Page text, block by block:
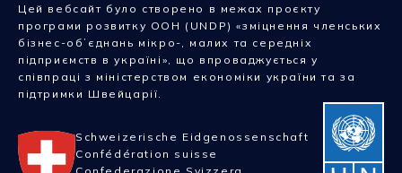
Цей вебсайт було створено в межах проєкту
програми розвитку ООН (UNDP) «зміцнення членських
бізнес-обʼєднань мікро-, малих та середніх
підприємств в україні», що впроваджується у
співпраці з міністерством економіки україни та за
підтримки Швейцарії.
Schweizerische Eidgenossenschaft
Confédération suisse